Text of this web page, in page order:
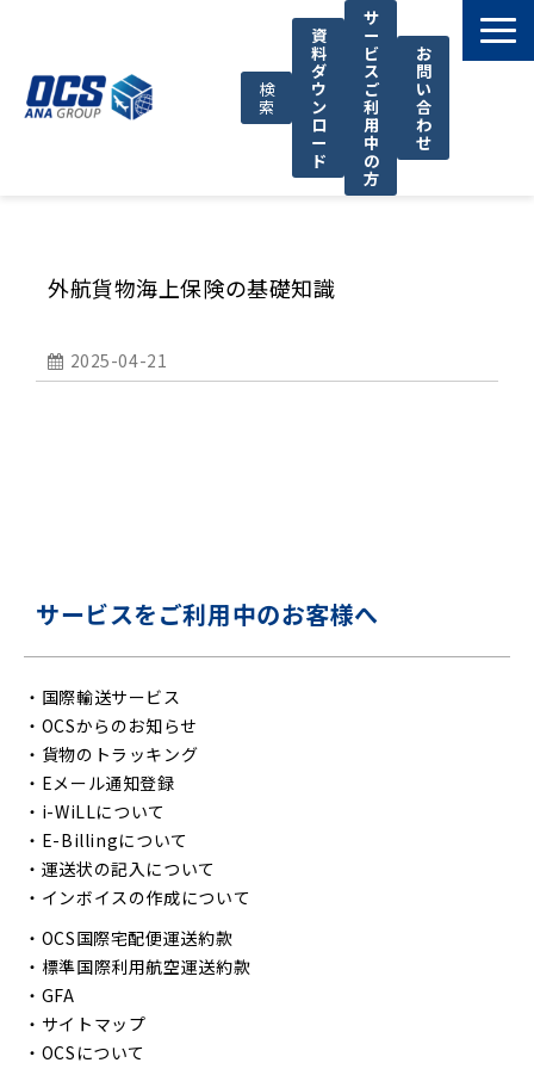
検
索
資
料
ダ
ウ
ン
ロ
ー
ド
サ
ー
ビ
ス
ご
利
用
中
の
方
お
問
い
合
わ
せ
お役立ち情報
OCSについて
外航貨物海上保険の基礎知識
2025-04-21
サービスをご利用中のお客様へ
・ 国際輸送サービス
・ OCSからのお知らせ
・ 貨物のトラッキング
・ Eメール通知登録
・ i-WiLLについて
・ E-Billingについて
・ 運送状の記入について
・ インボイスの作成について
・ OCS国際宅配便運送約款
・ 標準国際利用航空運送約款
・ GFA
・ サイトマップ
・ OCSについて